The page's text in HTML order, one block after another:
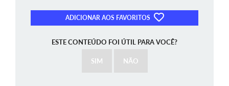
ADICIONAR AOS FAVORITOS
ESTE CONTEÚDO FOI ÚTIL PARA VOCÊ?
SIM NÃO